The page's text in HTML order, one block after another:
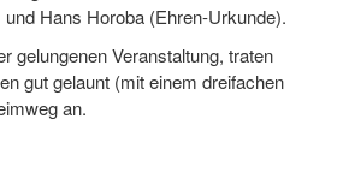
in NRW suchen
Hans Horoba (Ehren-Urkunde).
gelungenen Veranstaltung, traten
gut gelaunt (mit einem dreifachen
an.